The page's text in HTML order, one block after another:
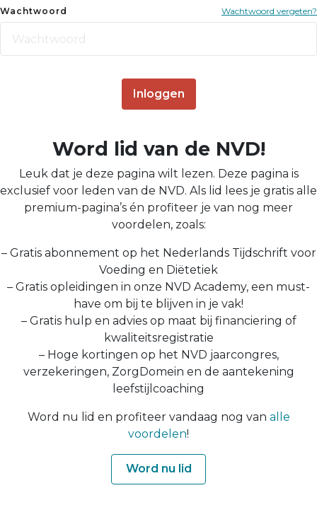
Wachtwoord Wachtwoord vergeten?
Inloggen
Word lid van de NVD!
Leuk dat je deze pagina wilt lezen. Deze pagina is
exclusief voor leden van de NVD. Als lid lees je gratis alle
premium-pagina’s én profiteer je van nog meer
voordelen, zoals:
– Gratis abonnement op het Nederlands Tijdschrift voor
Voeding en Diëtetiek
– Gratis opleidingen in onze NVD Academy, een must-
have om bij te blijven in je vak!
– Gratis hulp en advies op maat bij financiering of
kwaliteitsregistratie
– Hoge kortingen op het NVD jaarcongres,
verzekeringen, ZorgDomein en de aantekening
leefstijlcoaching
Word nu lid en profiteer vandaag nog van alle
voordelen!
Word nu lid